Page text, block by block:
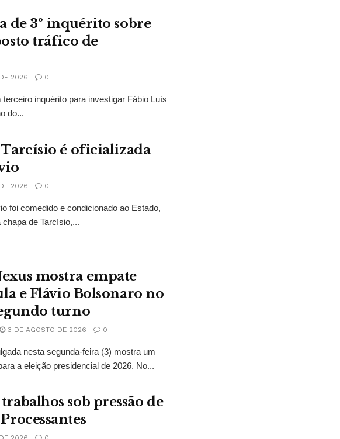
de 3º inquérito sobre
tráfico de
2026 0
inquérito para investigar Fábio Luís
do...
é oficializada
2026 0
foi comedido e condicionado ao Estado,
de Tarcísio,...
mostra empate
e Flávio Bolsonaro no
turno
3 DE AGOSTO DE 2026 0
nesta segunda-feira (3) mostra um
a eleição presidencial de 2026. No...
sob pressão de